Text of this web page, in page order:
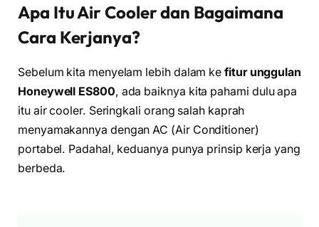
Apa Itu Air Cooler dan Bagaimana
Cara Kerjanya?
Sebelum kita menyelam lebih dalam kefitur unggulan
Honeywell ES800, ada baiknya kita pahami dulu apa
itu air cooler. Seringkali orang salah kaprah
menyamakannya dengan AC (Air Conditioner)
portabel. Padahal, keduanya punya prinsip kerja yang
berbeda.